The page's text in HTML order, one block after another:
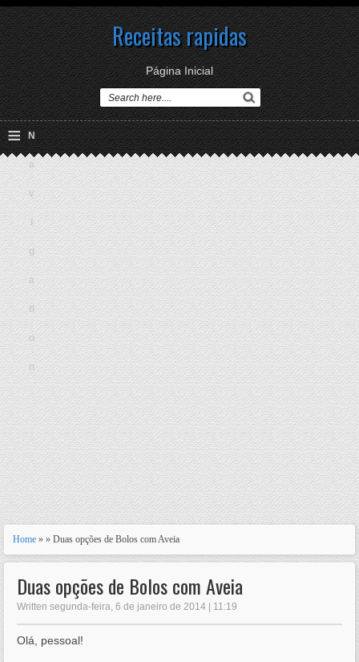
Receitas rapidas
Página Inicial
≡ N
a
v
i
g
a
ti
o
n
Home » » Duas opções de Bolos com Aveia
Duas opções de Bolos com Aveia
Written segunda-feira, 6 de janeiro de 2014 | 11:19
Olá, pessoal!